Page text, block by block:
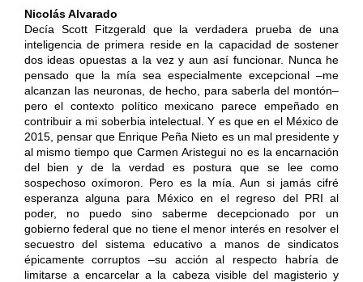
Nicolás Alvarado
Decía Scott Fitzgerald que la verdadera prueba de una
inteligencia de primera reside en la capacidad de sostener
dos ideas opuestas a la vez y aun así funcionar. Nunca he
pensado que la mía sea especialmente excepcional –me
alcanzan las neuronas, de hecho, para saberla del montón–
pero el contexto político mexicano parece empeñado en
contribuir a mi soberbia intelectual. Y es que en el México de
2015, pensar que Enrique Peña Nieto es un mal presidente y
al mismo tiempo que Carmen Aristegui no es la encarnación
del bien y de la verdad es postura que se lee como
sospechoso oxímoron. Pero es la mía. Aun si jamás cifré
esperanza alguna para México en el regreso del PRI al
poder, no puedo sino saberme decepcionado por un
gobierno federal que no tiene el menor interés en resolver el
secuestro del sistema educativo a manos de sindicatos
épicamente corruptos –su acción al respecto habría de
limitarse a encarcelar a la cabeza visible del magisterio y